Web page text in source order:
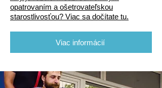
opatrovaním a ošetrovateľskou
starostlivosťou? Viac sa dočítate tu.
Viac informácií